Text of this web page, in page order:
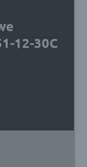
12-30C